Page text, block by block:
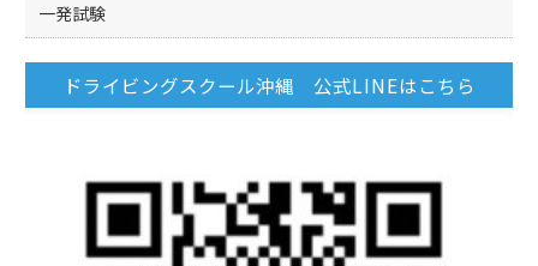
一発試験
ドライビングスクール沖縄 公式LINEはこちら